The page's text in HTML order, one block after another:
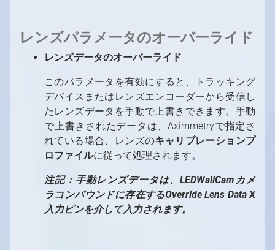
レンズパラメータのオーバーライド
レンズデータのオーバーライド
このパラメータを有効にすると、トラッキング
デバイスまたはレンズエンコーダーから受信し
たレンズデータを手動で上書きできます。手動
で上書きされたデータは、Aximmetryで指定さ
れている場合、レンズのキャリブレーションプ
ロファイルに従って処理されます。
注記：手動レンズデータは、LEDWallCamカメ
ラコンパウンドに存在するOverride Lens Data X
入力ピンを介して入力されます。